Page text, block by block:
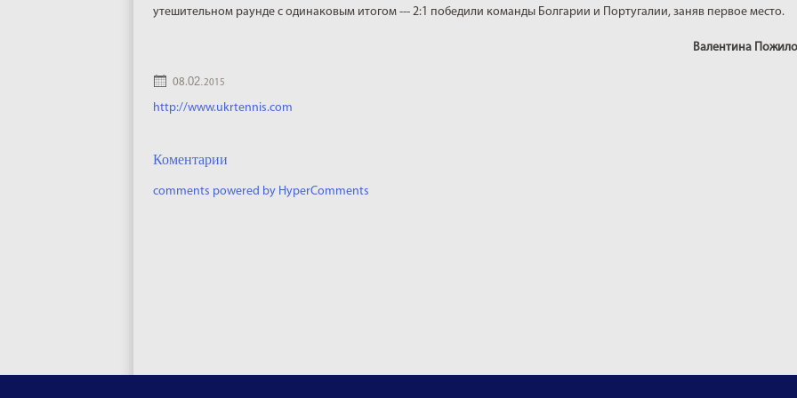
утешительном раунде с одинаковым итогом --- 2:1 победили команды Болгарии и Португалии, заняв первое место.
Валентина
08.02.2015
http://www.ukrtennis.com
Коментарии
comments powered by HyperComments